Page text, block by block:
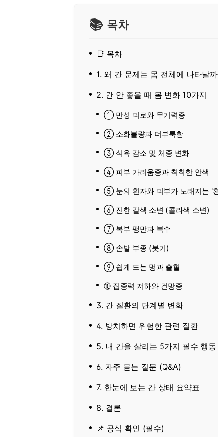
목차
📑 목차
1. 왜 간 문제는 몸 전체에 나타날
2. 간 안 좋을 때 몸 변화 10가지
① 만성 피로와 무기력증
② 소화불량과 더부룩함
③ 식욕 감소 및 체중 변화
④ 피부 가려움증과 칙칙한 안색
⑤ 눈의 흰자와 피부가 노래지는 '
⑥ 진한 갈색 소변 (콜라색 소변)
⑦ 복부 팽만과 복수
⑧ 손발 부종 (붓기)
⑨ 쉽게 드는 멍과 출혈
⑩ 집중력 저하와 건망증
3. 간 질환의 단계별 변화
4. 방치하면 위험한 관련 질환
5. 내 간을 살리는 5가지 필수 행동
6. 자주 묻는 질문 (Q&A)
7. 한눈에 보는 간 상태 요약표
8. 결론
📌 공식 확인 (필수)